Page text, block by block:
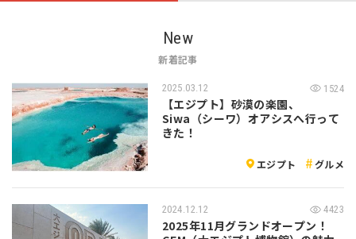
New
新着記事
2025.03.12 1524
【エジプト】砂漠の楽園、
Siwa（シーワ）オアシスへ行って
きた！
エジプト グルメ
2024.12.12 4423
2025年11月グランドオープン！